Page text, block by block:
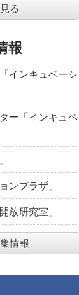
る
報
インキュベーシ
ー「インキュベ
ンプラザ」
放研究室」
情報